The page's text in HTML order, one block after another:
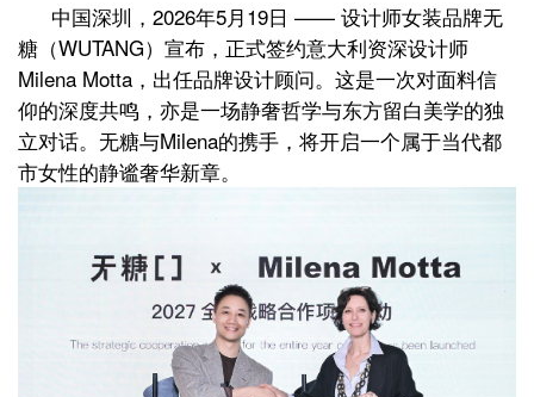
中国深圳， 2026年5月19日 —— 设计师女装品牌无
糖（WUTANG）宣布，正式签约意大利资深设计师
Milena Motta，出任品牌设计顾问。这是一次对面料信
仰的深度共鸣，亦是一场静奢哲学与东方留白美学的独
立对话。无糖与Milena的携手，将开启一个属于当代都
市女性的静谧奢华新章。